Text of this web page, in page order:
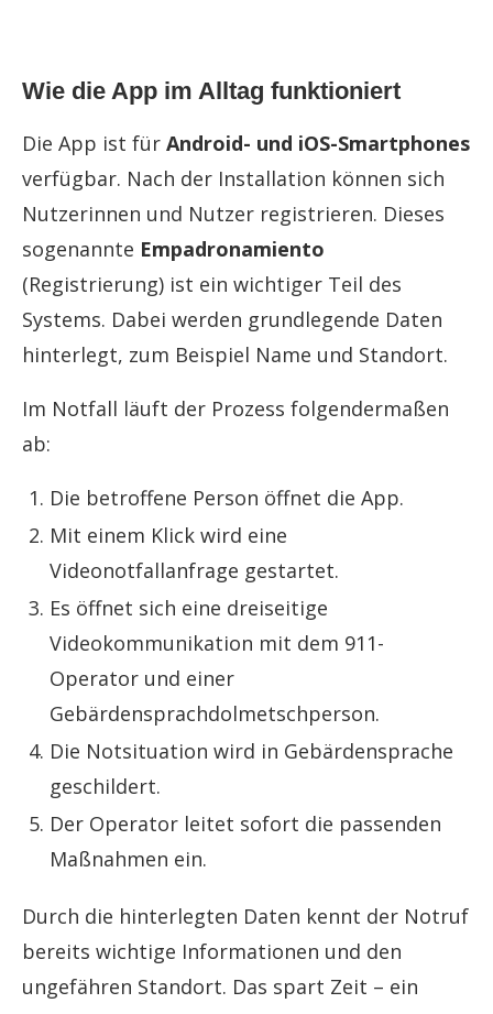
Wie die App im Alltag funktioniert
Die App ist für Android- und iOS-Smartphones
verfügbar. Nach der Installation können sich
Nutzerinnen und Nutzer registrieren. Dieses
sogenannte Empadronamiento
(Registrierung) ist ein wichtiger Teil des
Systems. Dabei werden grundlegende Daten
hinterlegt, zum Beispiel Name und Standort.
Im Notfall läuft der Prozess folgendermaßen
ab:
Die betroffene Person öffnet die App.
Mit einem Klick wird eine
Videonotfallanfrage gestartet.
Es öffnet sich eine dreiseitige
Videokommunikation mit dem 911-
Operator und einer
Gebärdensprachdolmetschperson.
Die Notsituation wird in Gebärdensprache
geschildert.
Der Operator leitet sofort die passenden
Maßnahmen ein.
Durch die hinterlegten Daten kennt der Notruf
bereits wichtige Informationen und den
ungefähren Standort. Das spart Zeit – ein